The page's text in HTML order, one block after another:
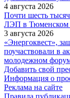
4 августа 2026
Почти шесть
ЛЭП в Тюменском
3 августа 2026
«Энергоквест»,
поучаствовали в
молодежном
Добавить свой
Информация о
Реклама на сайте